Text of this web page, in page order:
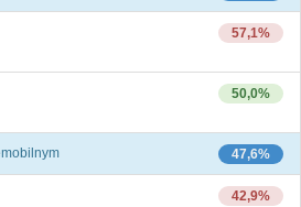
57,1%
50,0%
47,6%
42,9%